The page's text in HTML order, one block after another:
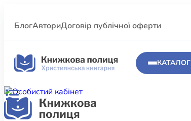
БлогАвториДоговір публічної оферти
КАТАЛОГ